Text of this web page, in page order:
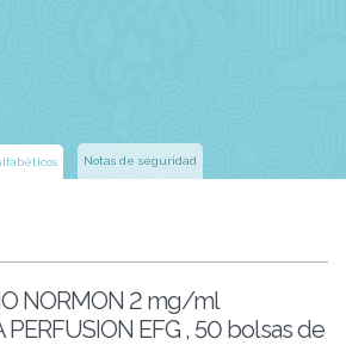
Notas de seguridad
NORMON 2 mg/ml
PERFUSION EFG , 50 bolsas de